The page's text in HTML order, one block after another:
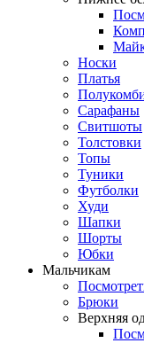
Носки
Платья
Сарафаны
Свитшоты
Толстовки
Топы
Туники
Футболки
Худи
Шапки
Шорты
Юбки
Мальчикам
Брюки
Верхняя